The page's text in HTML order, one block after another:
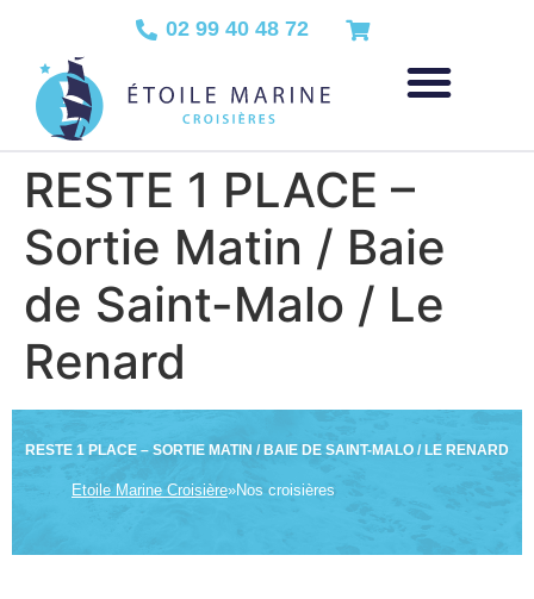
02 99 40 48 72
RESTE 1 PLACE –
Sortie Matin / Baie
de Saint-Malo / Le
Renard
RESTE 1 PLACE – SORTIE MATIN / BAIE DE SAINT-MALO / LE RENARD
Etoile Marine Croisière»Nos croisières